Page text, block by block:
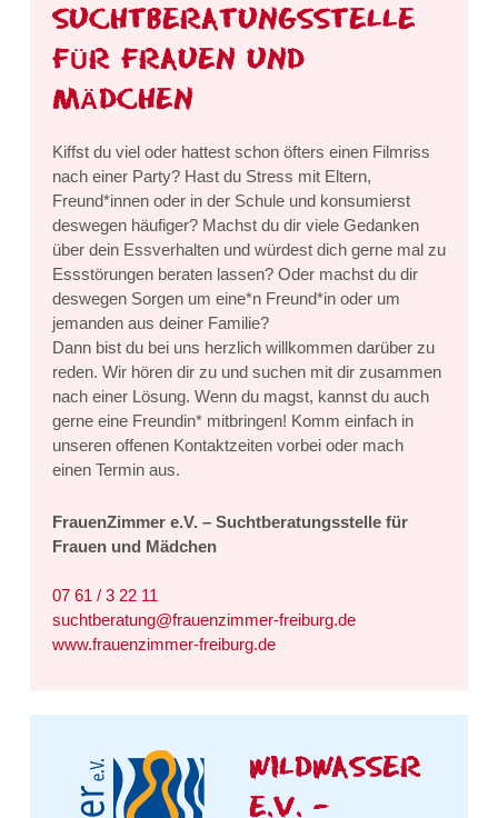
SUCHTBERATUNGSSTELLE
FÜR FRAUEN UND
MÄDCHEN
Kiffst du viel oder hattest schon öfters einen Filmriss
nach einer Party? Hast du Stress mit Eltern,
Freund*innen oder in der Schule und konsumierst
deswegen häufiger? Machst du dir viele Gedanken
über dein Essverhalten und würdest dich gerne mal zu
Essstörungen beraten lassen? Oder machst du dir
deswegen Sorgen um eine*n Freund*in oder um
jemanden aus deiner Familie?
Dann bist du bei uns herzlich willkommen darüber zu
reden. Wir hören dir zu und suchen mit dir zusammen
nach einer Lösung. Wenn du magst, kannst du auch
gerne eine Freundin* mitbringen! Komm einfach in
unseren offenen Kontaktzeiten vorbei oder mach
einen Termin aus.
FrauenZimmer e.V. – Suchtberatungsstelle für
Frauen und Mädchen
07 61 / 3 22 11
suchtberatung@frauenzimmer-freiburg.de
www.frauenzimmer-freiburg.de
WILDWASSER
E.V. –